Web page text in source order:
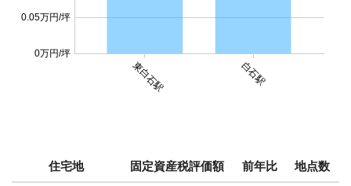
東白石駅 白石駅
0万円/坪
0.05万円/坪
住宅地 固定資産税評価額 前年比 地点数